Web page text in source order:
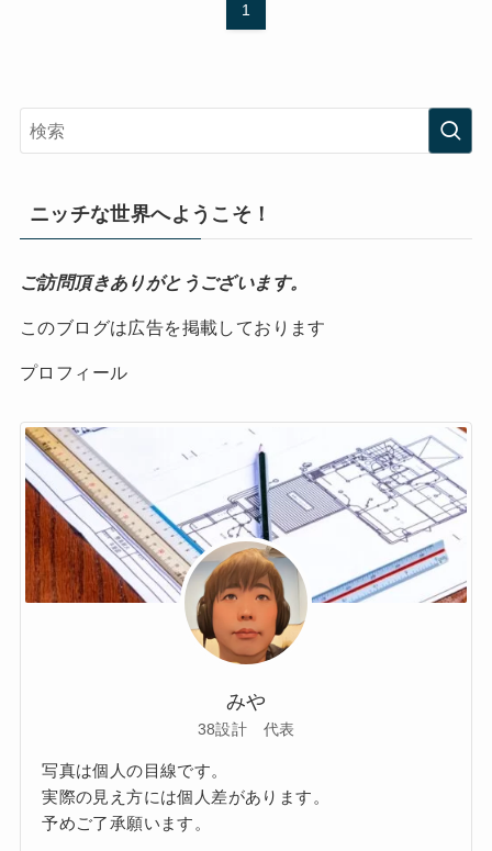
1
ニッチな世界へようこそ！
ご訪問頂きありがとうございます。
このブログは広告を掲載しております
プロフィール
みや
38設計 代表
写真は個人の目線です。
実際の見え方には個人差があります。
予めご了承願います。